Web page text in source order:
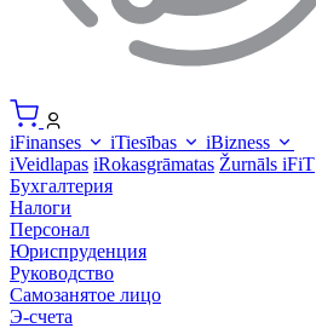
iFinanses iTiesības
iBizness
iVeidlapas iRokasgrāmatas Žurnāls iFiT
Бухгалтерия
Налоги
Персонал
Юриспруденция
Руководство
Самозанятое лицо
Э-счета